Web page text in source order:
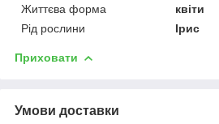
Життєва форма
квіти
Рід рослини
Ірис
Приховати
Умови доставки